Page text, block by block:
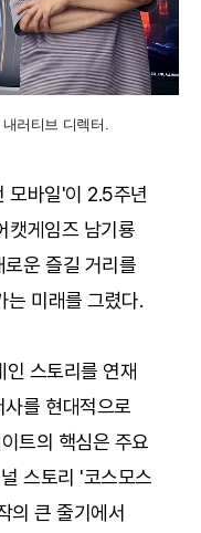
러티브 디렉터.
모바일'이 2.5주년
캣게임즈 남기룡
운 즐길 거리를
는 미래를 그렸다.
스토리를 연재
를 현대적으로
트의 핵심은 주요
스토리 '코스모스
의 큰 줄기에서